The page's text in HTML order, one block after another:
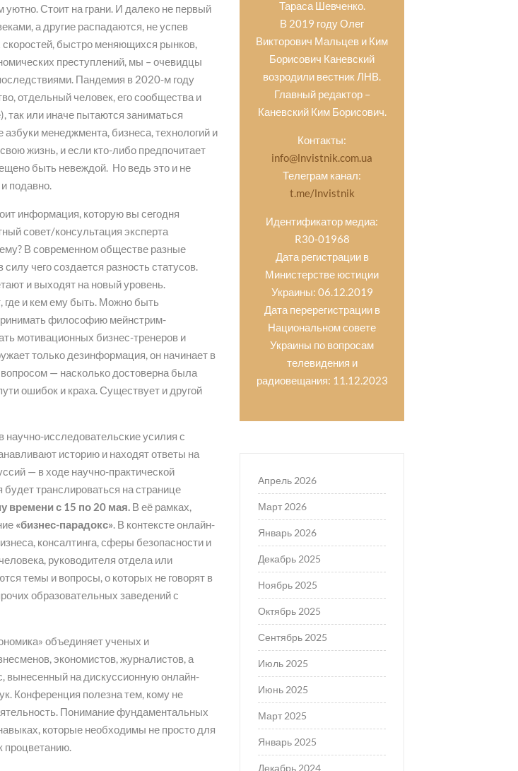
Стоит на грани. И далеко не первый
а другие распадаются, не успев
быстро меняющихся рынков,
преступлений, мы – очевидцы
Пандемия в 2020-м году
отдельный человек, его сообщества и
так или иначе пытаются заниматься
менеджмента, бизнеса, технологий и
жизнь, и если кто-либо предпочитает
быть невеждой. Но ведь это и не
подавно.
информация, которую вы сегодня
совет/консультация эксперта
В современном обществе разные
чего создается разность статусов.
и выходят на новый уровень.
где и кем ему быть. Можно быть
философию мейнстрим-
мотивационных бизнес-тренеров и
только дезинформация, он начинает в
вопросом — насколько достоверна была
ошибок и краха. Существует и другой
научно-исследовательские усилия с
историю и находят ответы на
— в ходе научно-практической
будет транслироваться на странице
временис 15 по 20 мая. В её рамках,
«бизнес-парадокс» . В контексте онлайн-
консалтинга, сферы безопасности и
руководителя отдела или
темы и вопросы, о которых не говорят в
образовательных заведений с
объединяет ученых и
экономистов, журналистов, а
вынесенный на дискуссионную онлайн-
Конференция полезна тем, кому не
Понимание фундаментальных
которые необходимы не просто для
процветанию.
Тараса Шевченко.
В 2019 году Олег
Викторович Мальцев и Ким
Борисович Каневский
возродили вестник ЛНВ.
Главный редактор –
Каневский Ким Борисович.
Контакты:
info@lnvistnik.com.ua
Телеграм канал:
t.me/lnvistnik
Идентификатор медиа:
R30-01968
Дата регистрации в
Министерстве юстиции
Украины: 06.12.2019
Дата перерегистрации в
Национальном совете
Украины по вопросам
телевидения и
радиовещания: 11.12.2023
Апрель 2026
Март 2026
Январь 2026
Декабрь 2025
Ноябрь 2025
Октябрь 2025
Сентябрь 2025
Июль 2025
Июнь 2025
Март 2025
Январь 2025
Декабрь 2024